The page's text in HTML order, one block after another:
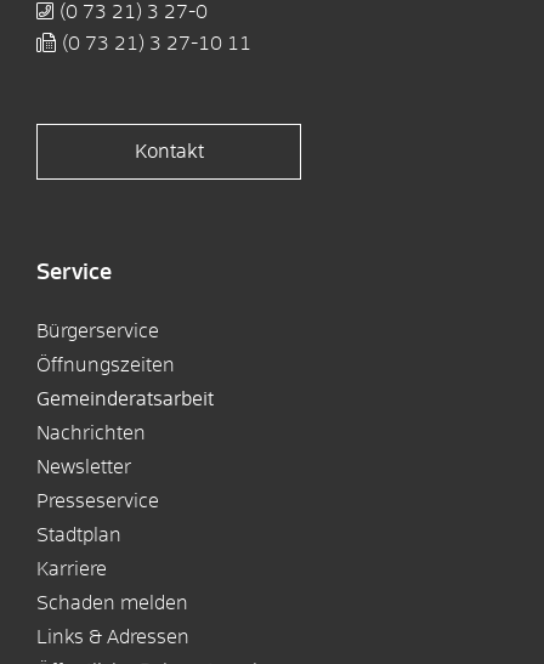
(0 73 21) 3 27-0
(0 73 21) 3 27-10 11
Kontakt
Service
Bürgerservice
Öffnungszeiten
Gemeinderatsarbeit
Nachrichten
Newsletter
Presseservice
Stadtplan
Karriere
Schaden melden
Links & Adressen